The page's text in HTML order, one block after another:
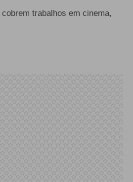
trabalhos em cinema,